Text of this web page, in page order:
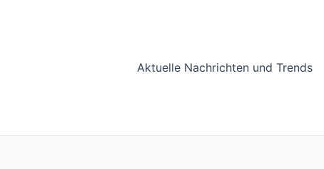
Aktuelle Nachrichten und Trends